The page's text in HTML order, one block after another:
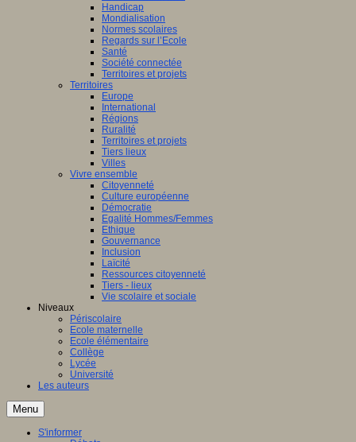
Handicap
Mondialisation
Normes scolaires
Regards sur l’Ecole
Santé
Société connectée
Territoires et projets
Territoires
Europe
International
Régions
Ruralité
Territoires et projets
Tiers lieux
Villes
Vivre ensemble
Citoyenneté
Culture européenne
Démocratie
Egalité Hommes/Femmes
Ethique
Gouvernance
Inclusion
Laïcité
Ressources citoyenneté
Tiers - lieux
Vie scolaire et sociale
Niveaux
Périscolaire
Ecole maternelle
Ecole élémentaire
Collège
Lycée
Université
Les auteurs
Menu
S'informer